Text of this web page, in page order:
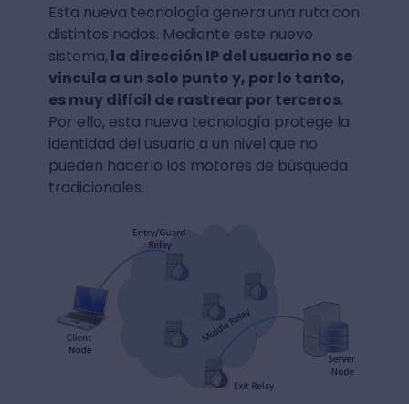
Esta nueva tecnología genera una ruta con
distintos nodos. Mediante este nuevo
sistema, la dirección IP del usuario no se
vincula a un solo punto y, por lo tanto,
es muy difícil de rastrear por terceros.
Por ello, esta nueva tecnología protege la
identidad del usuario a un nivel que no
pueden hacerlo los motores de búsqueda
tradicionales.